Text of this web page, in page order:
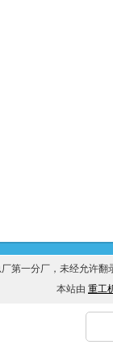
厂第一分厂，未经允许
本站由 重工